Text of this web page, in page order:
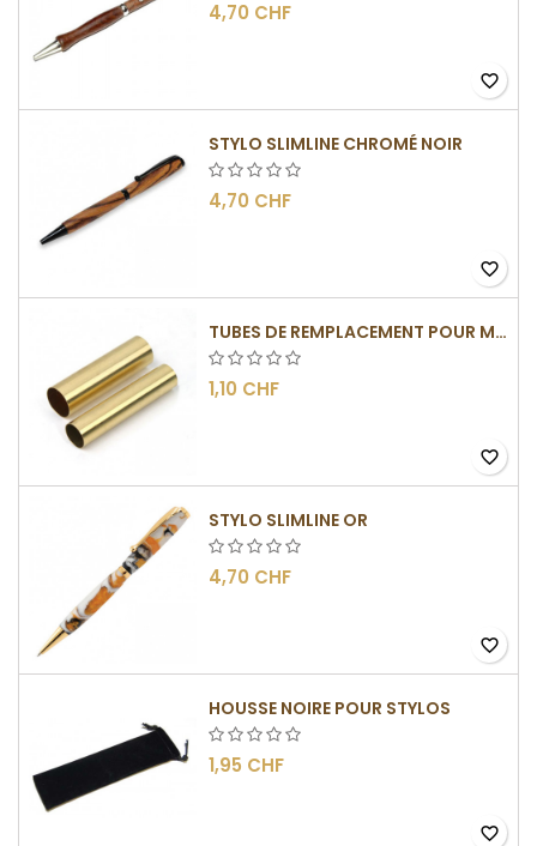
4,70 CHF
favorite_border
STYLO SLIMLINE CHROMÉ NOIR
4,70 CHF
favorite_border
TUBES DE REMPLACEMENT POUR MÉCANISMES SLIMLINE
1,10 CHF
favorite_border
STYLO SLIMLINE OR
4,70 CHF
favorite_border
HOUSSE NOIRE POUR STYLOS
1,95 CHF
favorite_border